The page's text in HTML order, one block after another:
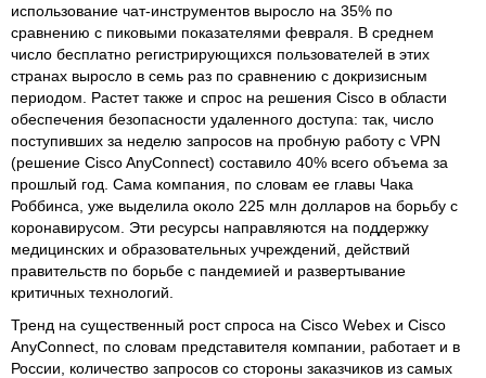
использование чат-инструментов выросло на 35% по
сравнению с пиковыми показателями февраля. В среднем
число бесплатно регистрирующихся пользователей в этих
странах выросло в семь раз по сравнению с докризисным
периодом. Растет также и спрос на решения Cisco в области
обеспечения безопасности удаленного доступа: так, число
поступивших за неделю запросов на пробную работу с VPN
(решение Cisco AnyConnect) составило 40% всего объема за
прошлый год. Сама компания, по словам ее главы Чака
Роббинса, уже выделила около 225 млн долларов на борьбу с
коронавирусом. Эти ресурсы направляются на поддержку
медицинских и образовательных учреждений, действий
правительств по борьбе с пандемией и развертывание
критичных технологий.
Тренд на существенный рост спроса на Cisco Webex и Cisco
AnyConnect, по словам представителя компании, работает и в
России, количество запросов со стороны заказчиков из самых